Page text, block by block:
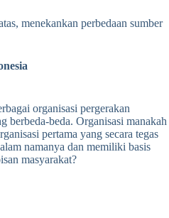
menekankan perbedaan sumber
organisasi pergerakan
berbeda-beda. Organisasi manakah
pertama yang secara tegas
namanya dan memiliki basis
masyarakat?